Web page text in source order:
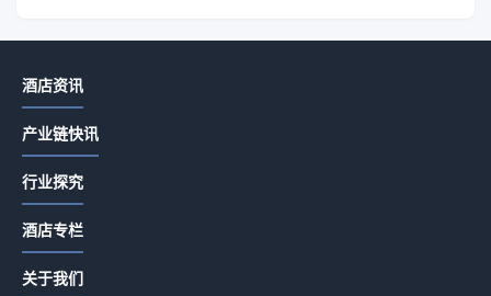
酒店资讯
产业链快讯
行业探究
酒店专栏
关于我们